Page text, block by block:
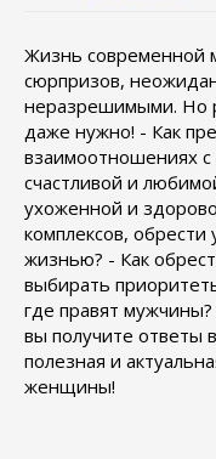
Жизнь современной
сюрпризов,
неразрешимыми. Но
даже нужно! - Как
взаимоотношениях с
счастливой и
ухоженной и
комплексов,
жизнью? - Как
выбирать
где правят
вы получите ответы
полезная и
женщины!